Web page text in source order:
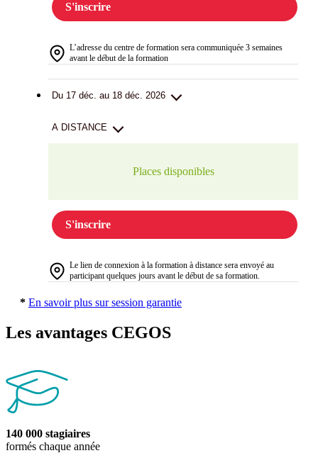
S'inscrire
L’adresse du centre de formation sera communiquée 3 semaines
avant le début de la formation
Du 17 déc. au 18 déc. 2026
A DISTANCE
Places disponibles
S'inscrire
Le lien de connexion à la formation à distance sera envoyé au
participant quelques jours avant le début de sa formation.
* En savoir plus sur session garantie
Les avantages CEGOS
140 000 stagiaires
formés chaque année